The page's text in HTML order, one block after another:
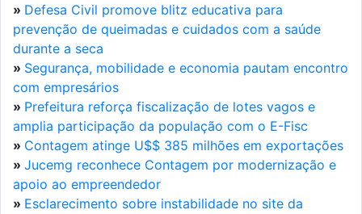
» Defesa Civil promove blitz educativa para
prevenção de queimadas e cuidados com a saúde
durante a seca
» Segurança, mobilidade e economia pautam encontro
com empresários
» Prefeitura reforça fiscalização de lotes vagos e
amplia participação da população com o E-Fisc
» Contagem atinge U$$ 385 milhões em exportações
» Jucemg reconhece Contagem por modernização e
apoio ao empreendedor
» Esclarecimento sobre instabilidade no site da